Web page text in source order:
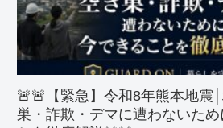
🚨🚨【緊急】令和8年熊本地震
巣・詐欺・デマに遭わないため